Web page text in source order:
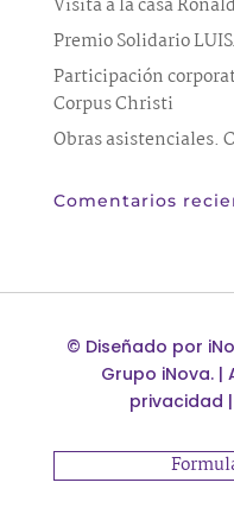
Premio Solidario
Participación
Corpus Christi
Obras asistenciales.
Comentarios
© Diseñado por
Grupo iNova. |
privacidad |